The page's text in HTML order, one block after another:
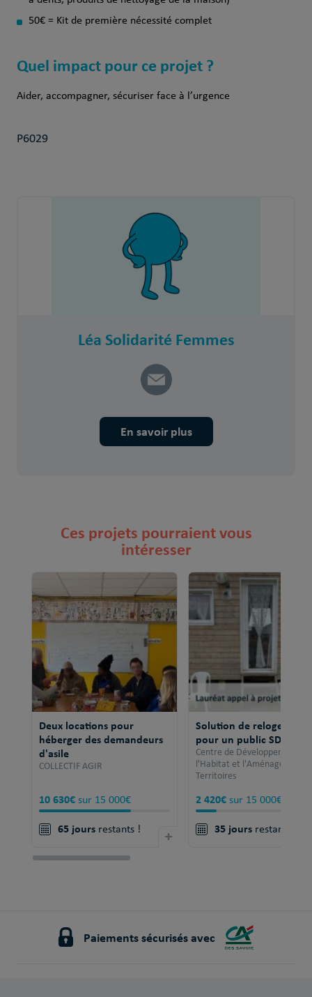
50€ = Kit de première nécessité complet
Quel impact pour ce projet ?
Aider, accompagner, sécuriser face à l’urgence
P6029
Léa Solidarité Femmes
En savoir plus
Ces projets pourraient vous
intéresser
Deux locations pour
héberger des demandeurs
d'asile
COLLECTIF AGIR
10 630€ sur 15 000€
65 jours restants ! +
Solution de relogement
pour un public SDF
Centre de Développement
l'Habitat et l'Aménagement
Territoires
2 420€ sur 15 000€
35 jours restants !
Paiements sécurisés avec